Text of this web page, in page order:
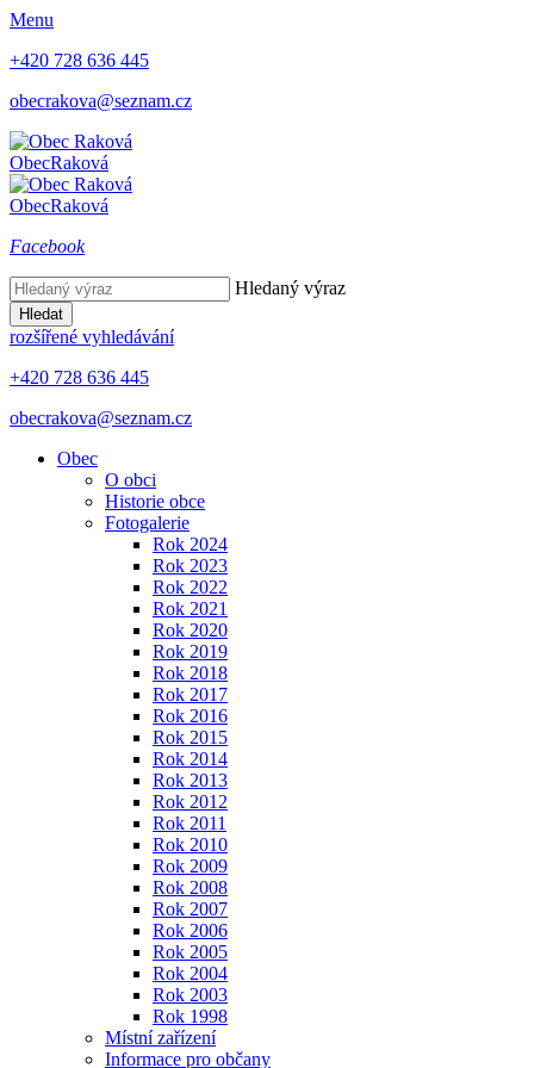
Menu
+420 728 636 445
obecrakova@seznam.cz
ObecRaková
ObecRaková
Facebook
Hledaný výraz
Hledat
rozšířené vyhledávání
+420 728 636 445
obecrakova@seznam.cz
Obec
O obci
Historie obce
Fotogalerie
Rok 2024
Rok 2023
Rok 2022
Rok 2021
Rok 2020
Rok 2019
Rok 2018
Rok 2017
Rok 2016
Rok 2015
Rok 2014
Rok 2013
Rok 2012
Rok 2011
Rok 2010
Rok 2009
Rok 2008
Rok 2007
Rok 2006
Rok 2005
Rok 2004
Rok 2003
Rok 1998
Místní zařízení
Informace pro občany